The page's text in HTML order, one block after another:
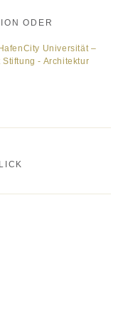
ODER
Universität –
Stiftung - Architektur